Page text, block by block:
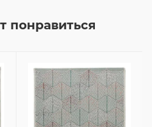
понравиться